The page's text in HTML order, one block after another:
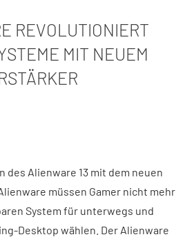
REVOLUTIONIERT
MIT NEUEM
des Alienware 13 mit dem neuen
müssen Gamer nicht mehr
System für unterwegs und
Desktop wählen. Der Alienware